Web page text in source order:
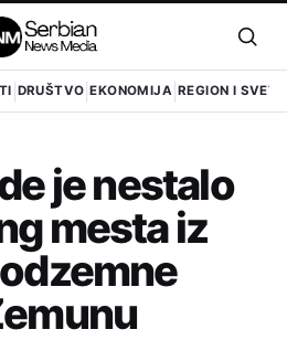
DRUŠTVO EKONOMIJA REGION I SVET
je nestalo
mesta iz